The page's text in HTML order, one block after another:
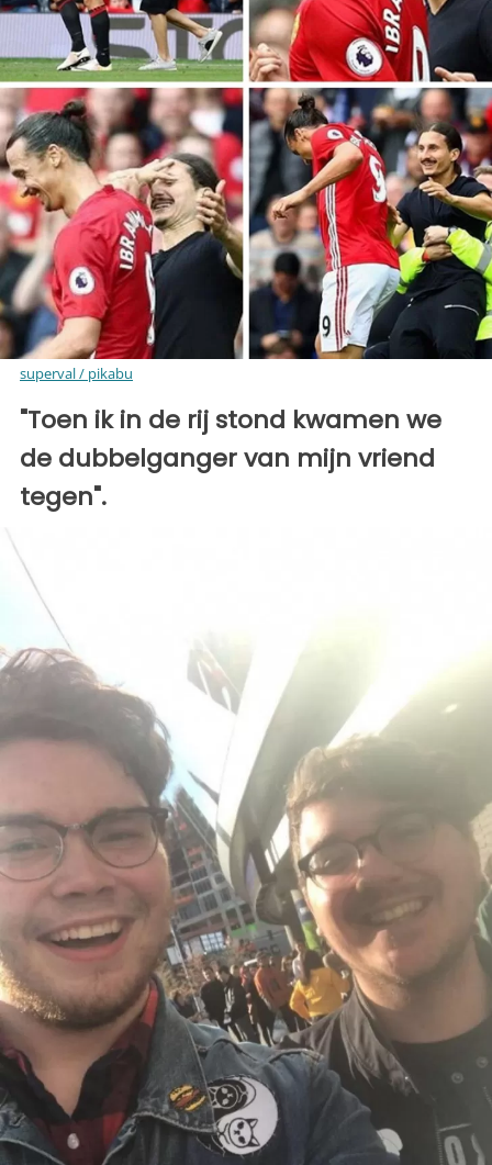
superval / pikabu
"Toen ik in de rij stond kwamen we
de dubbelganger van mijn vriend
tegen".